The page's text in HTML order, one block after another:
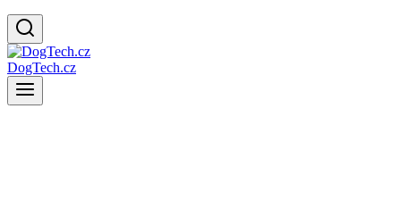
DogTech.cz